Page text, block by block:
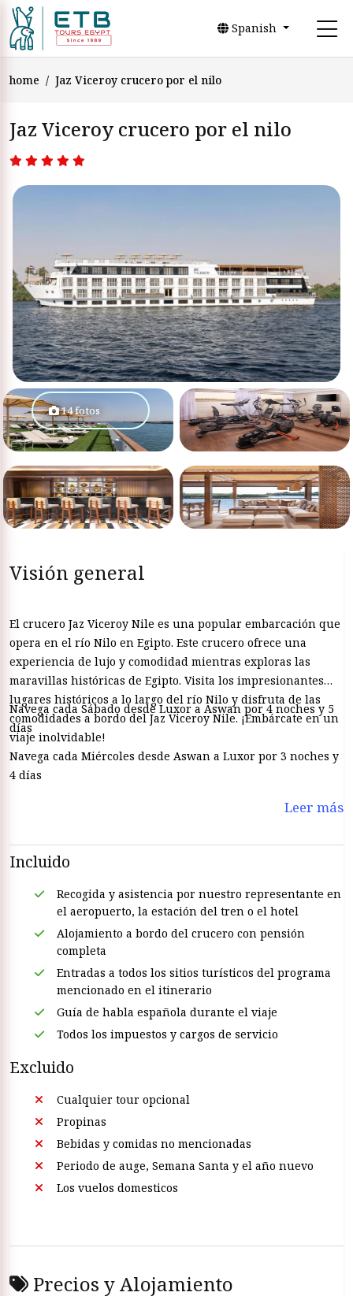
Spanish
home Jaz Viceroy crucero por el nilo
Jaz Viceroy crucero por el nilo
14 fotos
Visión general
El crucero Jaz Viceroy Nile es una popular embarcación que
opera en el río Nilo en Egipto. Este crucero ofrece una
experiencia de lujo y comodidad mientras exploras las
maravillas históricas de Egipto. Visita los impresionantes
lugares históricos a lo largo del río Nilo y disfruta de las
comodidades a bordo del Jaz Viceroy Nile. ¡Embárcate en un
viaje inolvidable!
Navega cada Sábado desde Luxor a Aswan por 4 noches y 5
días
Navega cada Miércoles desde Aswan a Luxor por 3 noches y
4 días
Leer más
Incluido
Recogida y asistencia por nuestro representante en
el aeropuerto, la estación del tren o el hotel
Alojamiento a bordo del crucero con pensión
completa
Entradas a todos los sitios turísticos del programa
mencionado en el itinerario
Guía de habla española durante el viaje
Todos los impuestos y cargos de servicio
Excluido
Cualquier tour opcional
Propinas
Bebidas y comidas no mencionadas
Periodo de auge, Semana Santa y el año nuevo
Los vuelos domesticos
Precios y Alojamiento